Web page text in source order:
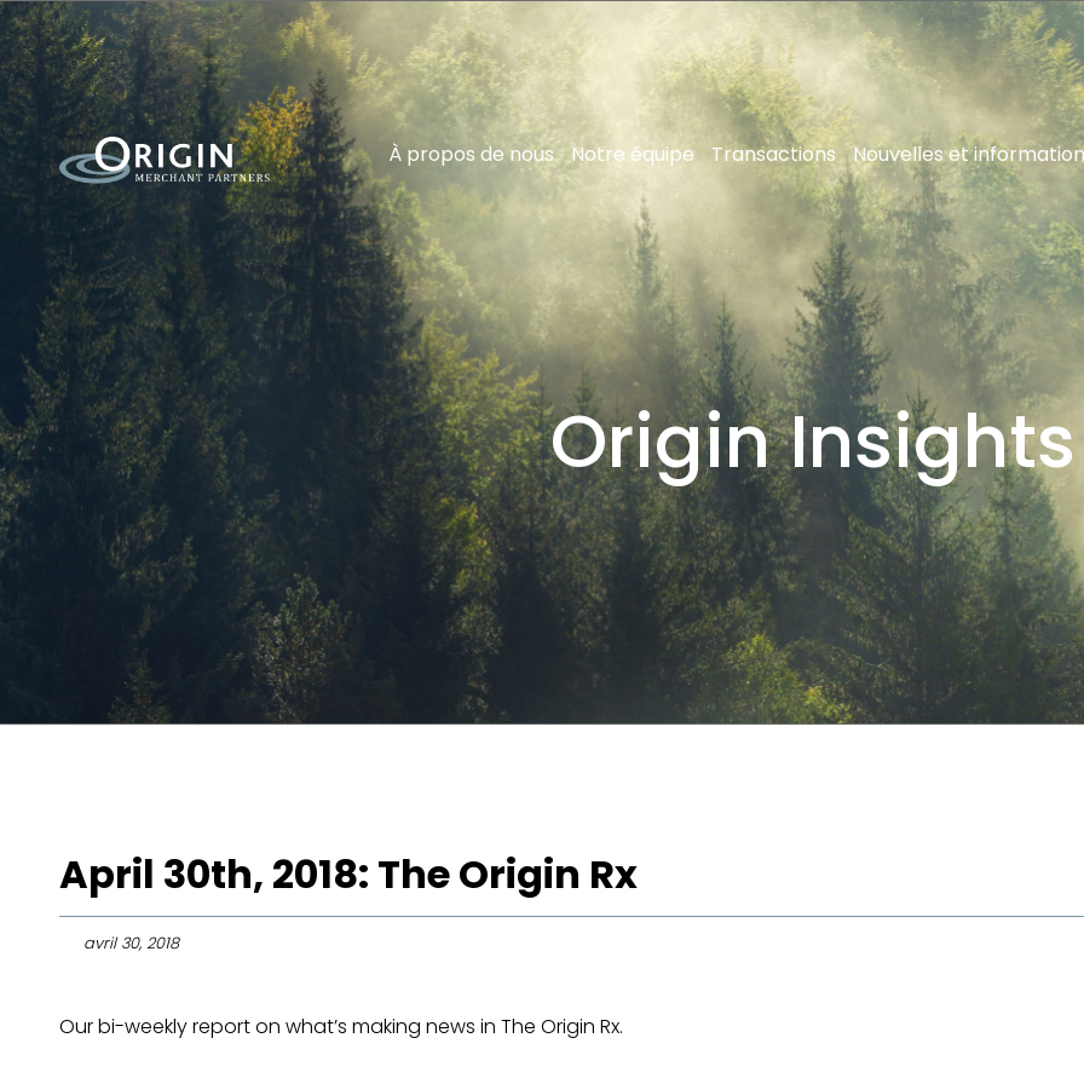
À propos de nous Notre équipe Transactions Nouvelles et
Origin Insights
April 30th, 2018: The Origin Rx
avril 30, 2018
Our bi-weekly report on what’s making news in The Origin Rx.